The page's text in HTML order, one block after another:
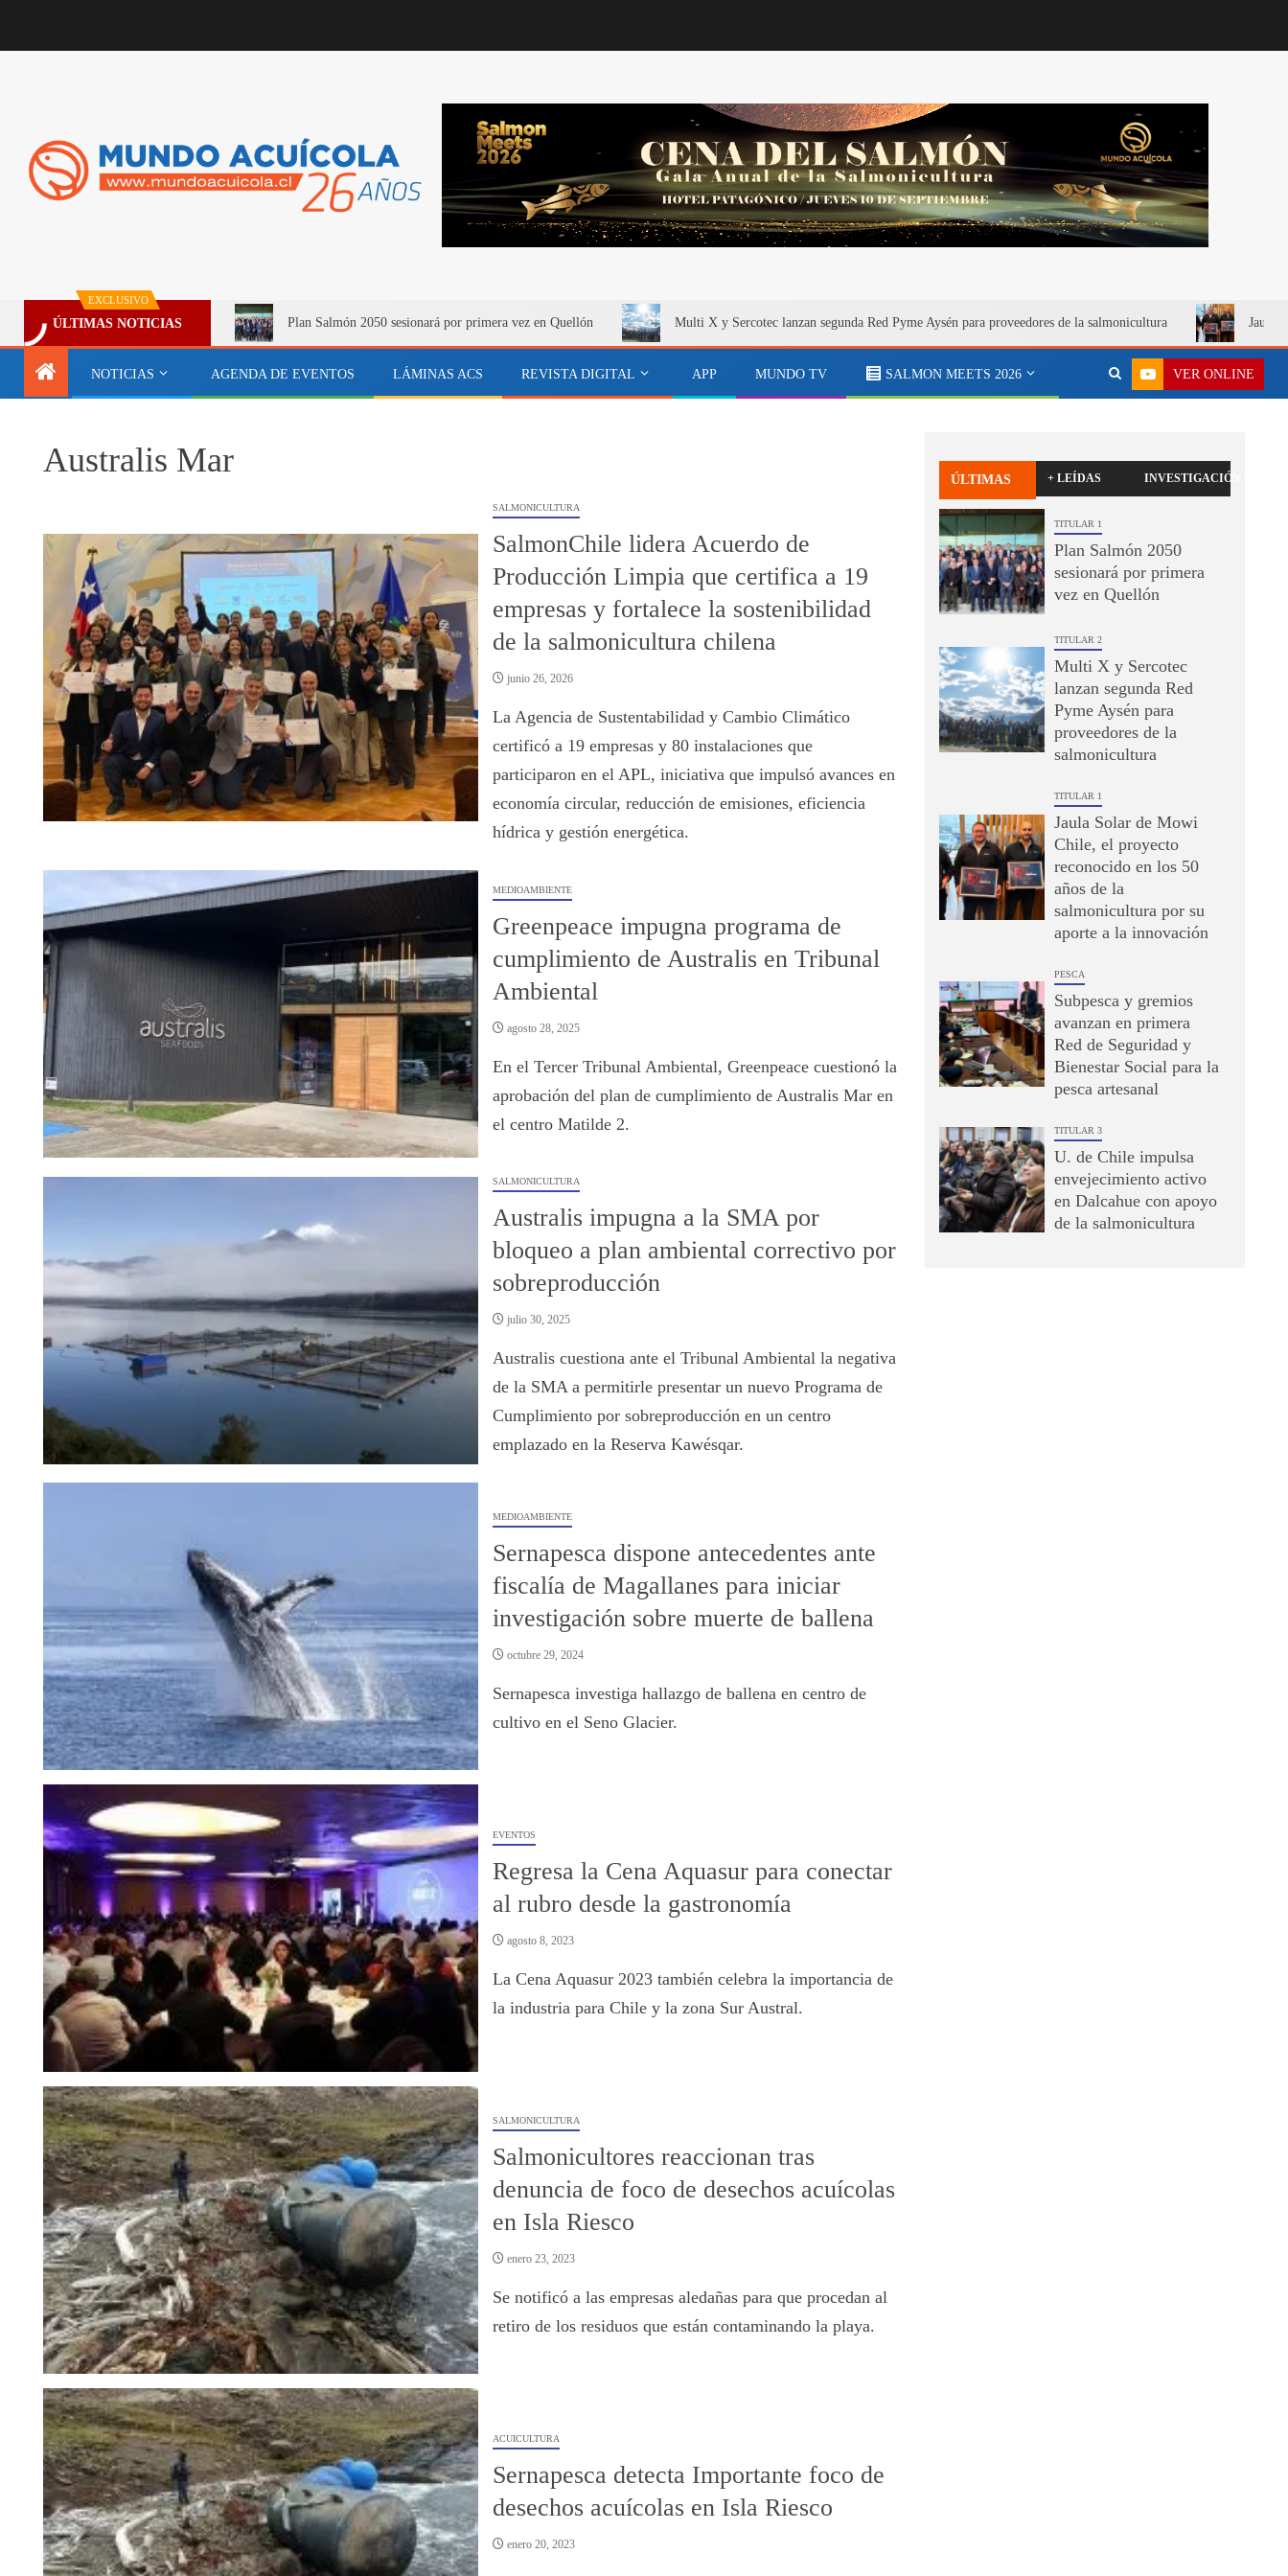
EXCLUSIVO
ÚLTIMAS NOTICIAS Plan Salmón 2050 sesionará por primera vez en Quellón Multi X y Sercotec lanzan segunda Red Pyme Aysén para proveedores de la salmonicultura Jaula
NOTICIAS AGENDA DE EVENTOS LÁMINAS ACS REVISTA DIGITAL APP MUNDO TV SALMON MEETS 2026 VER ONLINE
Australis Mar
SALMONICULTURA
SalmonChile lidera Acuerdo de
Producción Limpia que certifica a 19
empresas y fortalece la sostenibilidad
de la salmonicultura chilena
junio 26, 2026
La Agencia de Sustentabilidad y Cambio Climático
certificó a 19 empresas y 80 instalaciones que
participaron en el APL, iniciativa que impulsó avances en
economía circular, reducción de emisiones, eficiencia
hídrica y gestión energética.
MEDIOAMBIENTE
Greenpeace impugna programa de
cumplimiento de Australis en Tribunal
Ambiental
agosto 28, 2025
En el Tercer Tribunal Ambiental, Greenpeace cuestionó la
aprobación del plan de cumplimiento de Australis Mar en
el centro Matilde 2.
SALMONICULTURA
Australis impugna a la SMA por
bloqueo a plan ambiental correctivo por
sobreproducción
julio 30, 2025
Australis cuestiona ante el Tribunal Ambiental la negativa
de la SMA a permitirle presentar un nuevo Programa de
Cumplimiento por sobreproducción en un centro
emplazado en la Reserva Kawésqar.
MEDIOAMBIENTE
Sernapesca dispone antecedentes ante
fiscalía de Magallanes para iniciar
investigación sobre muerte de ballena
octubre 29, 2024
Sernapesca investiga hallazgo de ballena en centro de
cultivo en el Seno Glacier.
EVENTOS
Regresa la Cena Aquasur para conectar
al rubro desde la gastronomía
agosto 8, 2023
La Cena Aquasur 2023 también celebra la importancia de
la industria para Chile y la zona Sur Austral.
SALMONICULTURA
Salmonicultores reaccionan tras
denuncia de foco de desechos acuícolas
en Isla Riesco
enero 23, 2023
Se notificó a las empresas aledañas para que procedan al
retiro de los residuos que están contaminando la playa.
ACUICULTURA
Sernapesca detecta Importante foco de
desechos acuícolas en Isla Riesco
enero 20, 2023
ÚLTIMAS + LEÍDAS INVESTIGACIÓN
TITULAR 1
Plan Salmón 2050
sesionará por primera
vez en Quellón
TITULAR 2
Multi X y Sercotec
lanzan segunda Red
Pyme Aysén para
proveedores de la
salmonicultura
TITULAR 1
Jaula Solar de Mowi
Chile, el proyecto
reconocido en los 50
años de la
salmonicultura por su
aporte a la innovación
PESCA
Subpesca y gremios
avanzan en primera
Red de Seguridad y
Bienestar Social para la
pesca artesanal
TITULAR 3
U. de Chile impulsa
envejecimiento activo
en Dalcahue con apoyo
de la salmonicultura